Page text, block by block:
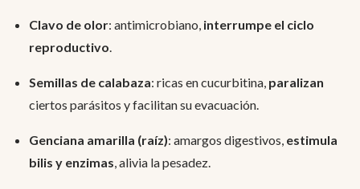
Clavo de olor: antimicrobiano, interrumpe el ciclo
reproductivo.
Semillas de calabaza: ricas en cucurbitina, paralizan
ciertos parásitos y facilitan su evacuación.
Genciana amarilla (raíz): amargos digestivos, estimula
bilis y enzimas, alivia la pesadez.